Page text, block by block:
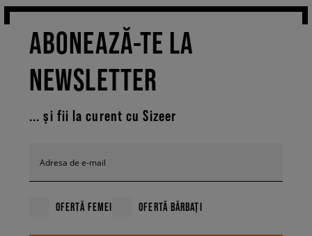
ABONEAZĂ-TE LA
NEWSLETTER
... și fii la curent cu Sizeer
Adresa de e-mail
OFERTĂ FEMEI OFERTĂ BĂRBAȚI